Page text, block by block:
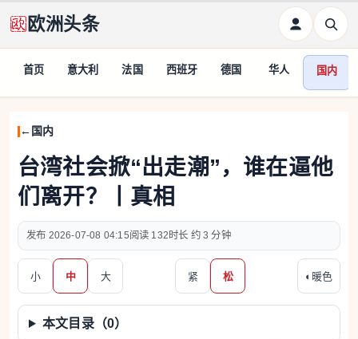
欧洲头条
首页 意大利 法国 西班牙 德国 华人 国内
国内
台湾社会掀“出走潮”，谁在逼他
们离开？丨真相
2026-07-08 04:15 132 约 3 分钟
小 中 大 紧 松 ◐ 暖色
本文目录（0）